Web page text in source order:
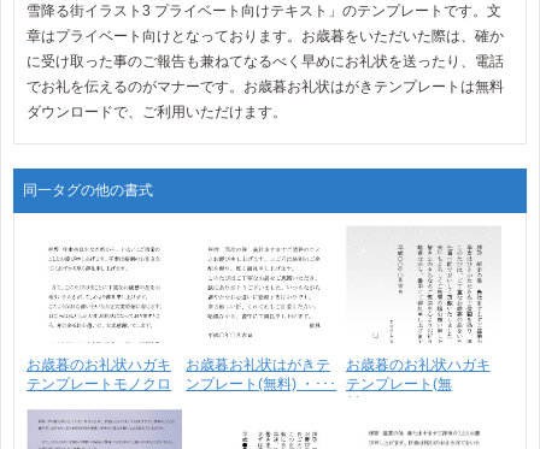
雪降る街イラスト3 プライベート向けテキスト」のテンプレートです。文
章はプライベート向けとなっております。お歳暮をいただいた際は、確か
に受け取った事のご報告も兼ねてなるべく早めにお礼状を送ったり、電話
でお礼を伝えるのがマナーです。お歳暮お礼状はがきテンプレートは無料
ダウンロードで、ご利用いただけます。
同一タグの他の書式
お歳暮のお礼状ハガキ
テンプレートモノクロ
お歳暮お礼状はがきテ
ンプレート(無料) ・･･･
お歳暮のお礼状ハガキ
テンプレート(無